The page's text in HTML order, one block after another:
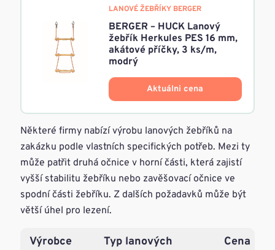
LANOVÉ ŽEBŘÍKY BERGER
BERGER – HUCK Lanový
žebřík Herkules PES 16 mm,
akátové příčky, 3 ks/m,
modrý
Aktuálni cena
Některé firmy nabízí výrobu lanových žebříků na
zakázku podle vlastních specifických potřeb. Mezi ty
může patřit druhá očnice v horní části, která zajistí
vyšší stabilitu žebříku nebo zavěšovací očnice ve
spodní části žebříku. Z dalších požadavků může být
větší úhel pro lezení.
Výrobce
Typ lanových
Cena